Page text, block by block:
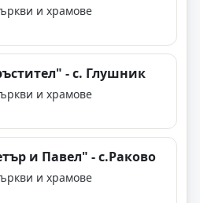
и храмове
- с. Глушник
и храмове
и Павел" - с.Раково
и храмове